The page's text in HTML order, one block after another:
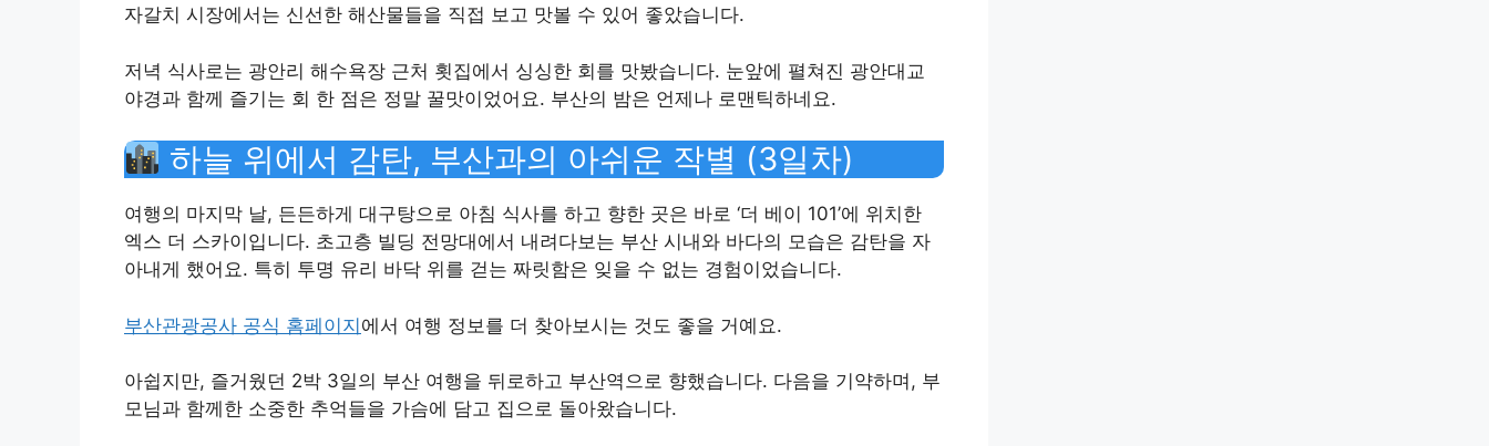
자갈치 시장에서는 신선한 해산물들을 직접 보고 맛볼 수 있어 좋았습니다.
저녁 식사로는 광안리 해수욕장 근처 횟집에서 싱싱한 회를 맛봤습니다. 눈앞에 펼쳐진 광안대교
야경과 함께 즐기는 회 한 점은 정말 꿀맛이었어요. 부산의 밤은 언제나 로맨틱하네요.
하늘 위에서 감탄, 부산과의 아쉬운 작별 (3일차)
여행의 마지막 날, 든든하게 대구탕으로 아침 식사를 하고 향한 곳은 바로 ‘더 베이 101’에 위치한
엑스 더 스카이입니다. 초고층 빌딩 전망대에서 내려다보는 부산 시내와 바다의 모습은 감탄을 자
아내게 했어요. 특히 투명 유리 바닥 위를 걷는 짜릿함은 잊을 수 없는 경험이었습니다.
부산관광공사 공식 홈페이지에서 여행 정보를 더 찾아보시는 것도 좋을 거예요.
아쉽지만, 즐거웠던 2박 3일의 부산 여행을 뒤로하고 부산역으로 향했습니다. 다음을 기약하며, 부
모님과 함께한 소중한 추억들을 가슴에 담고 집으로 돌아왔습니다.